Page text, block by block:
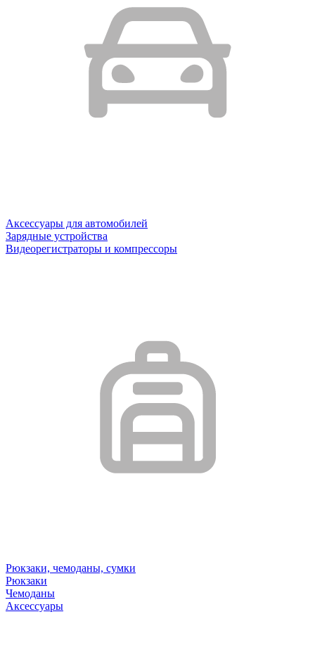
Аксессуары для автомобилей
Зарядные устройства
Видеорегистраторы и компрессоры
Рюкзаки, чемоданы, сумки
Рюкзаки
Чемоданы
Аксессуары